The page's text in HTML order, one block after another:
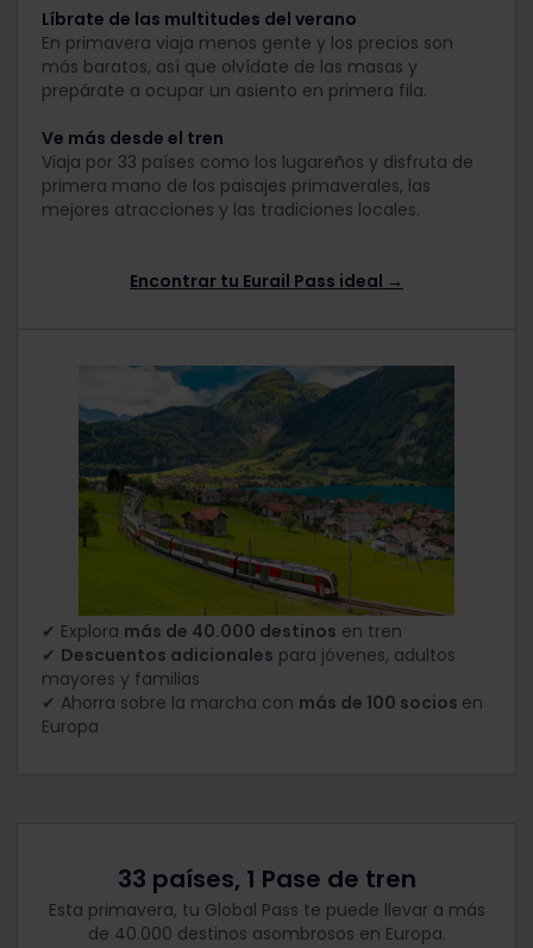
Líbrate de las multitudes del verano
En primavera viaja menos gente y los precios son
más baratos, así que olvídate de las masas y
prepárate a ocupar un asiento en primera fila.
Ve más desde el tren
Viaja por 33 países como los lugareños y disfruta de
primera mano de los paisajes primaverales, las
mejores atracciones y las tradiciones locales.
Encontrar tu Eurail Pass ideal →
✔ Explora más de 40.000 destinos en tren
✔ Descuentos adicionales para jóvenes, adultos
mayores y familias
✔ Ahorra sobre la marcha con más de 100 socios en
Europa
33 países, 1 Pase de tren
Esta primavera, tu Global Pass te puede llevar a más
de 40.000 destinos asombrosos en Europa.